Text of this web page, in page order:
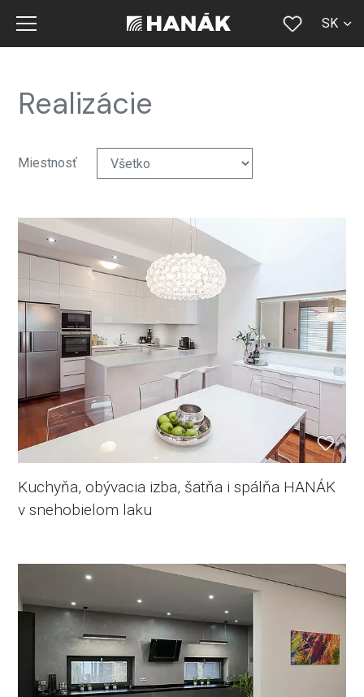
SK
Realizácie
Miestnosť
Kuchyňa, obývacia izba, šatňa i spálňa HANÁK
v snehobielom laku